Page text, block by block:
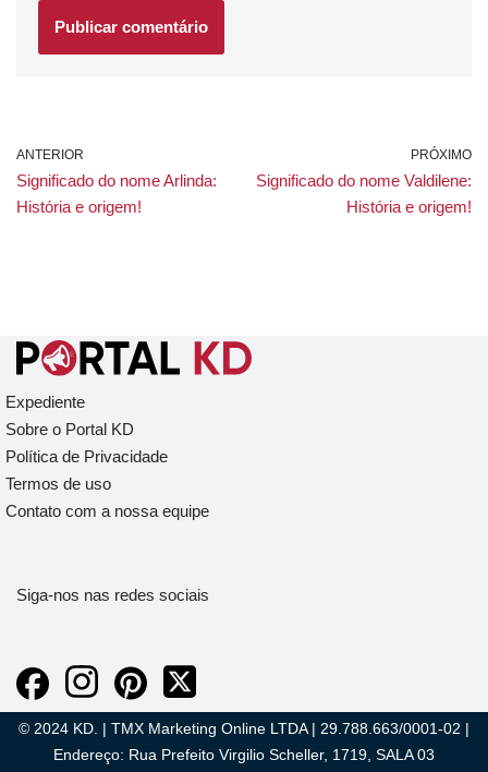
ANTERIOR
Significado do nome Arlinda:
História e origem!
PRÓXIMO
Significado do nome Valdilene:
História e origem!
Expediente
Sobre o Portal KD
Política de Privacidade
Termos de uso
Contato com a nossa equipe
Siga-nos nas redes sociais
© 2024 KD. | TMX Marketing Online LTDA | 29.788.663/0001-02 |
Endereço: Rua Prefeito Virgilio Scheller, 1719, SALA 03